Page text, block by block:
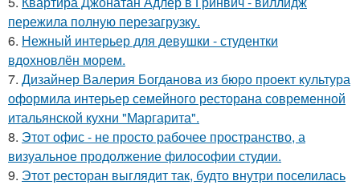
пережила полную перезагрузку.
6. Нежный интерьер для девушки - студентки
вдохновлён морем.
7. Дизайнер Валерия Богданова из бюро проект культура
оформила интерьер семейного ресторана современной
итальянской кухни "Маргарита".
8. Этот офис - не просто рабочее пространство, а
визуальное продолжение философии студии.
9. Этот ресторан выглядит так, будто внутри поселилась